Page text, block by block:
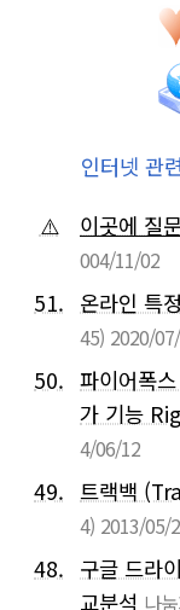
인터넷 관
⚠️
이곳에 질
004/11/02
51. 온라인 특
45) 2020/
50. 파이어폭
가 기능
4/06/12
49. 트랙백
4) 2013/05/
48. 구글 드라
교분석 나